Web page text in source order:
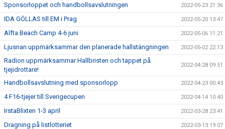
Sponsorloppet och handbollsavslutningen 2022-05-23 21:36
IDA GÖLLAS till EM i Prag 2022-05-20 13:47
Alfta Beach Camp 4-6 juni 2022-05-06 11:21
Ljusnan uppmärksammar den planerade hallstängningen 2022-05-02 22:13
Radion uppmärksammar Hallbristen och tappet på
tjejidrottare!
2022-04-28 09:51
Handbollsavslutning med sponsorlopp 2022-04-23 00:43
4 F16-tjejer till Sverigecupen 2022-04-14 10:40
IrstaBlixten 1-3 april 2022-03-28 23:41
Dragning på listlotteriet 2022-03-13 19:07